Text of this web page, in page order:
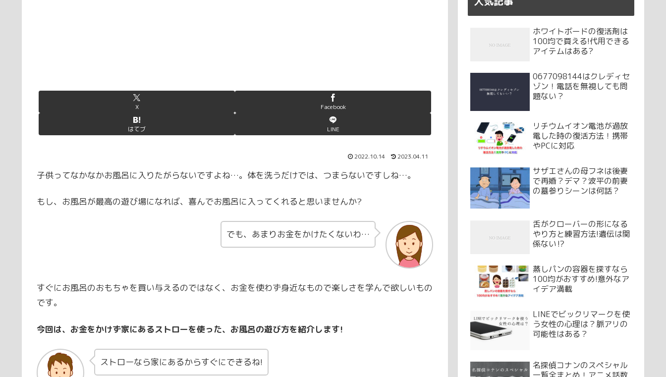
X Facebook
はてブ LINE
2022.10.14 2023.04.11
子供ってなかなかお風呂に入りたがらないですよね…。体を洗うだけでは、つまらないですしね…。
もし、お風呂が最高の遊び場になれば、喜んでお風呂に入ってくれると思いませんか?
でも、あまりお金をかけたくないわ…
すぐにお風呂のおもちゃを買い与えるのではなく、お金を使わず身近なもので楽しさを学んで欲しいもの
です。
今回は、お金をかけず家にあるストローを使った、お風呂の遊び方を紹介します!
ストローなら家にあるからすぐにできるね!
ホワイトボードの復活剤は
100均で買える!代用できる
アイテムはある?
0677098144はクレディセ
ゾン！電話を無視しても問
題ない？
リチウムイオン電池が過放
電した時の復活方法！携帯
やPCに対応
サザエさんの母フネは後妻
で再婚？デマ？波平の前妻
の墓参りシーンは何話？
舌がクローバーの形になる
やり方と練習方法!遺伝は関
係ない⁉
蒸しパンの容器を探すなら
100均がおすすめ!意外なア
イデア満載
LINEでビックリマークを使
う女性の心理は？脈アリの
可能性はある？
名探偵コナンのスペシャル